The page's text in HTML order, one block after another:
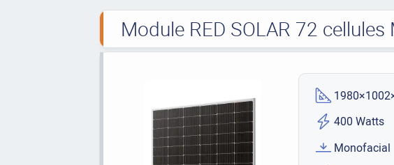
Module RED SOLAR 72
400 Watts
Monofacial